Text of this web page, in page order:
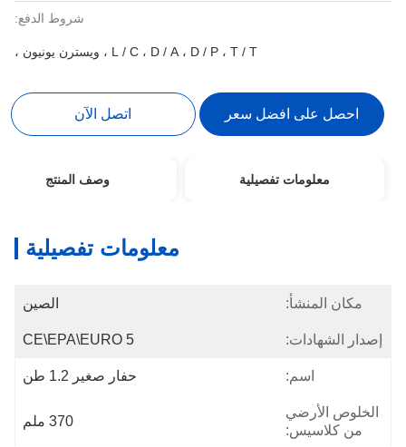
شروط الدفع:
L / C ، D / A ، D / P ، T / T ، ويسترن يونيون ،
احصل على افضل سعر اتصل الآن
معلومات تفصيلية وصف المنتج
معلومات تفصيلية
مكان المنشأ: الصين
إصدار الشهادات: CE\EPA\EURO 5
اسم: حفار صغير 1.2 طن
الخلوص الأرضي
من كلاسيس:
370 ملم